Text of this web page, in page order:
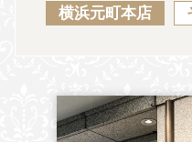
横浜元町本店